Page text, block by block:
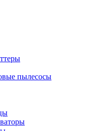
пылесосы